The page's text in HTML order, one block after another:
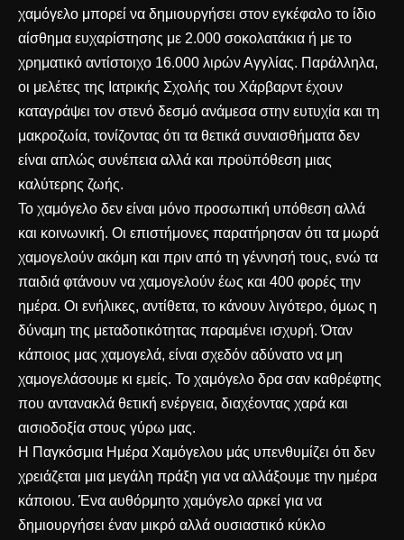
χαμόγελο μπορεί να δημιουργήσει στον εγκέφαλο το ίδιο
αίσθημα ευχαρίστησης με 2.000 σοκολατάκια ή με το
χρηματικό αντίστοιχο 16.000 λιρών Αγγλίας. Παράλληλα,
οι μελέτες της Ιατρικής Σχολής του Χάρβαρντ έχουν
καταγράψει τον στενό δεσμό ανάμεσα στην ευτυχία και τη
μακροζωία, τονίζοντας ότι τα θετικά συναισθήματα δεν
είναι απλώς συνέπεια αλλά και προϋπόθεση μιας
καλύτερης ζωής.
Το χαμόγελο δεν είναι μόνο προσωπική υπόθεση αλλά
και κοινωνική. Οι επιστήμονες παρατήρησαν ότι τα μωρά
χαμογελούν ακόμη και πριν από τη γέννησή τους, ενώ τα
παιδιά φτάνουν να χαμογελούν έως και 400 φορές την
ημέρα. Οι ενήλικες, αντίθετα, το κάνουν λιγότερο, όμως η
δύναμη της μεταδοτικότητας παραμένει ισχυρή. Όταν
κάποιος μας χαμογελά, είναι σχεδόν αδύνατο να μη
χαμογελάσουμε κι εμείς. Το χαμόγελο δρα σαν καθρέφτης
που αντανακλά θετική ενέργεια, διαχέοντας χαρά και
αισιοδοξία στους γύρω μας.
Η Παγκόσμια Ημέρα Χαμόγελου μάς υπενθυμίζει ότι δεν
χρειάζεται μια μεγάλη πράξη για να αλλάξουμε την ημέρα
κάποιου. Ένα αυθόρμητο χαμόγελο αρκεί για να
δημιουργήσει έναν μικρό αλλά ουσιαστικό κύκλο